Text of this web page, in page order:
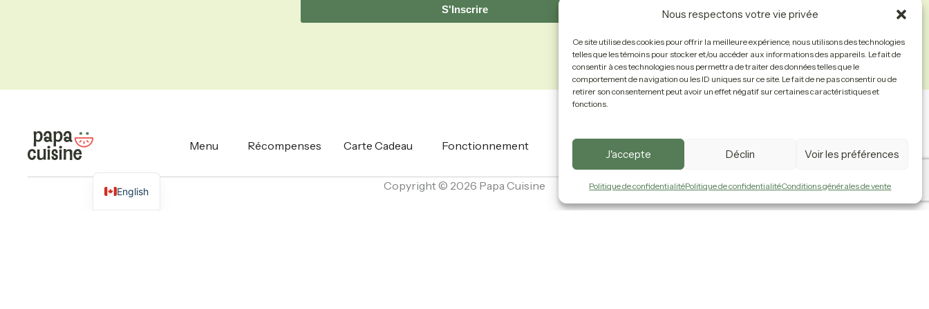
Nous respectons votre vie privée
Ce site utilise des cookies pour offrir la meilleure expérience, nous utilisons des technologies
telles que les témoins pour stocker et/ou accéder aux informations des appareils. Le fait de
consentir à ces technologies nous permettra de traiter des données telles que le
comportement de navigation ou les ID uniques sur ce site. Le fait de ne pas consentir ou de
retirer son consentement peut avoir un effet négatif sur certaines caractéristiques et
fonctions.
J'accepte Déclin Voir les préférences
Politique de confidentialitéPolitique de confidentialitéConditions générales de vente
S'Inscrire
Menu Récompenses Carte Cadeau Fonctionnement À Propos Nous Joindre
Copyright © 2026 Papa Cuisine
English